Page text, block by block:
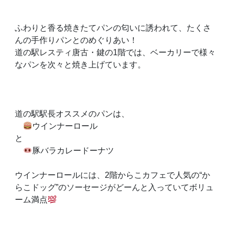
ふわりと香る焼きたてパンの匂いに誘われて、たくさ
んの手作りパンとのめぐりあい！
道の駅レスティ唐古・鍵の1階では、ベーカリーで様々
なパンを次々と焼き上げています。
道の駅駅長オススメのパンは、
ウインナーロール
と
豚バラカレードーナツ
ウインナーロールには、2階からこカフェで人気の“か
らこドッグ”のソーセージがどーんと入っていてボリュ
ーム満点